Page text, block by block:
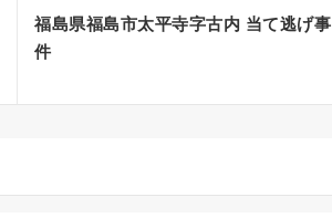
福島県福島市太平寺字古内 当て逃げ事
件